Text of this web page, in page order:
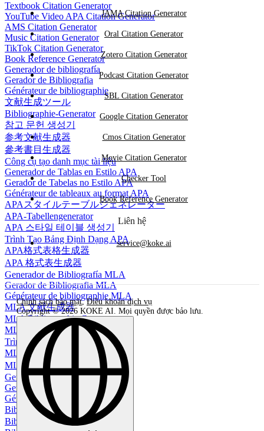
Textbook Citation Generator
YouTube Video APA Citation Generator
AMS Citation Generator
Music Citation Generator
TikTok Citation Generator
Book Reference Generator
Generador de bibliografía
Gerador de Bibliografia
Générateur de bibliographie
文献生成ツール
Bibliographie-Generator
참고 문헌 생성기
参考文献生成器
參考書目生成器
Công cụ tạo danh mục tài liệu
Generador de Tablas en Estilo APA
Gerador de Tabelas no Estilo APA
Générateur de tableaux au format APA
APAスタイルテーブルジェネレーター
APA-Tabellengenerator
APA 스타일 테이블 생성기
Trình Tạo Bảng Định Dạng APA
APA格式表格生成器
APA 格式表生成器
Generador de Bibliografía MLA
Gerador de Bibliografia MLA
Générateur de bibliographie MLA
MLA 文献生成器
MLA Bibliographie Generator
MLA 참고문헌 생성기
Trình tạo Thư mục MLA
MLA参考书目生成器
MLA 參考文獻生成器
Generador de Citas BibTeX
Gerador de Citações BibTeX
Générateur de citations BibTeX
BibTeX引用生成器
BibTeX-Zitationsgenerator
JAMA Citation Generator
Oral Citation Generator
Zotero Citation Generator
Podcast Citation Generator
SBL Citation Generator
Google Citation Generator
Cmos Citation Generator
Movie Citation Generator
Checker Tool
Book Reference Generator
Liên hệ
service@koke.ai
Chính sách bảo mật,Điều khoản dịch vụ
Copyright © 2026 KOKE AI. Mọi quyền được bảo lưu.